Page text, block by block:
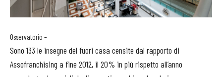
Osservatorio –
Sono 133 le insegne del fuori casa censite dal rapporto di
Assofranchising a fine 2012, il 20% in più rispetto all’anno